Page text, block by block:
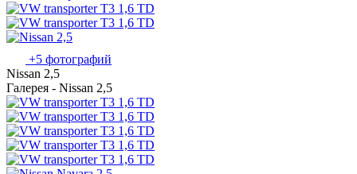
+5 фотографий
Nissan 2,5
Галерея - Nissan 2,5